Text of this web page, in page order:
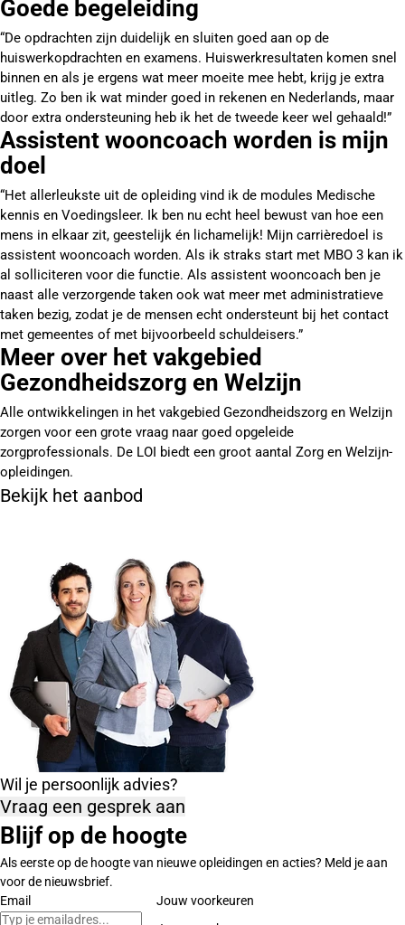
Goede begeleiding
“De opdrachten zijn duidelijk en sluiten goed aan op de
huiswerkopdrachten en examens. Huiswerkresultaten komen snel
binnen en als je ergens wat meer moeite mee hebt, krijg je extra
uitleg. Zo ben ik wat minder goed in rekenen en Nederlands, maar
door extra ondersteuning heb ik het de tweede keer wel gehaald!”
Assistent wooncoach worden is mijn
doel
“Het allerleukste uit de opleiding vind ik de modules Medische
kennis en Voedingsleer. Ik ben nu echt heel bewust van hoe een
mens in elkaar zit, geestelijk én lichamelijk! Mijn carrièredoel is
assistent wooncoach worden. Als ik straks start met MBO 3 kan ik
al solliciteren voor die functie. Als assistent wooncoach ben je
naast alle verzorgende taken ook wat meer met administratieve
taken bezig, zodat je de mensen echt ondersteunt bij het contact
met gemeentes of met bijvoorbeeld schuldeisers.”
Meer over het vakgebied
Gezondheidszorg en Welzijn
Alle ontwikkelingen in het vakgebied Gezondheidszorg en Welzijn
zorgen voor een grote vraag naar goed opgeleide
zorgprofessionals. De LOI biedt een groot aantal Zorg en Welzijn-
opleidingen.
Bekijk het aanbod
Wil je persoonlijk advies?
Vraag een gesprek aan
Blijf op de hoogte
Als eerste op de hoogte van nieuwe opleidingen en acties? Meld je aan
voor de nieuwsbrief.
Email
Jouw voorkeuren